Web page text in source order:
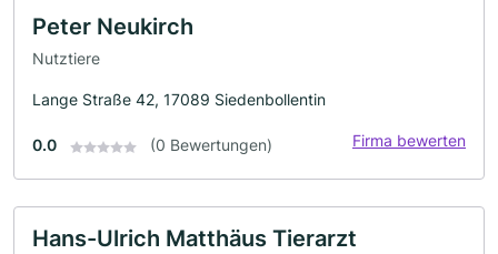
Peter Neukirch
Nutztiere
Lange Straße 42, 17089 Siedenbollentin
0.0 (0 Bewertungen) Firma bewerten
Hans-Ulrich Matthäus Tierarzt